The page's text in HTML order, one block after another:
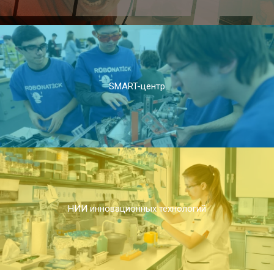
SMART-центр
НИИ инновационных технологий